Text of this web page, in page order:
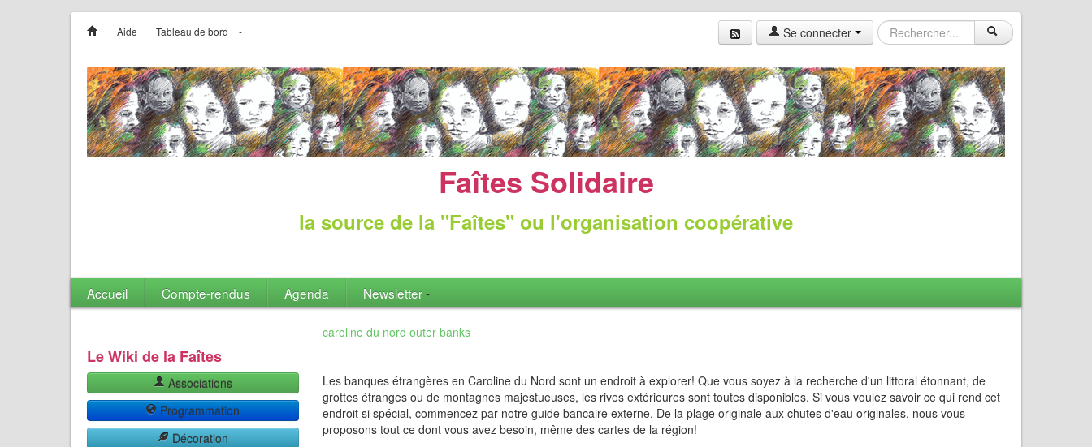
Se connecter
Aide Tableau de bord -
Faîtes Solidaire
la source de la "Faîtes" ou l'organisation coopérative
-
Accueil Compte-rendus Agenda Newsletter-
Le Wiki de la Faîtes
Associations
Programmation
Décoration
caroline du nord outer banks
Les banques étrangères en Caroline du Nord sont un endroit à explorer! Que vous soyez à la recherche d'un littoral étonnant, de
grottes étranges ou de montagnes majestueuses, les rives extérieures sont toutes disponibles. Si vous voulez savoir ce qui rend cet
endroit si spécial, commencez par notre guide bancaire externe. De la plage originale aux chutes d'eau originales, nous vous
proposons tout ce dont vous avez besoin, même des cartes de la région!